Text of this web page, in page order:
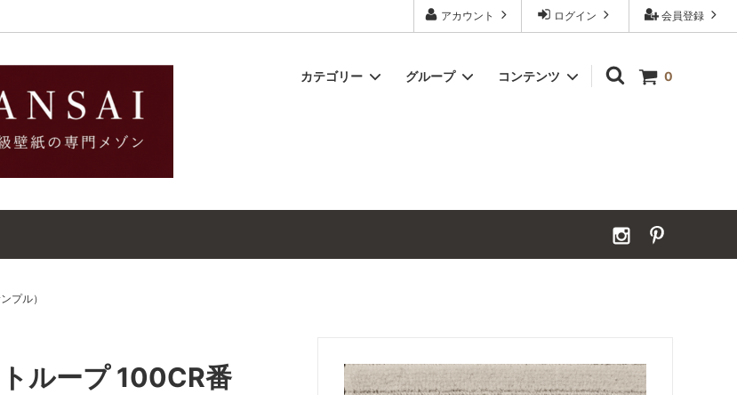
会員登録
ログイン
アカウント
0
カテゴリー
｜シミトリ剤
グループ コンテンツ
プル）
ループ 100CR番